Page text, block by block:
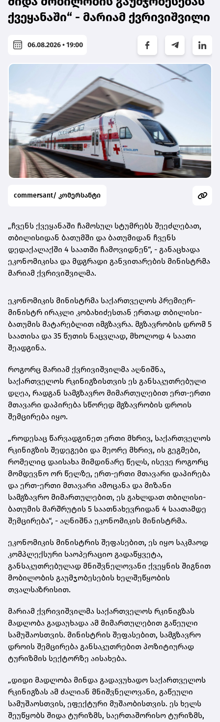
ქვეყანაში“ - მარიამ ქვრივიშვილი
06.08.2026 • 19:00
commersant/ კომერსანტი
„ჩვენს ქვეყანაში ჩამოსულ სტუმრებს შეეძლებათ,
თბილისიდან ბათუმში და ბათუმიდან ჩვენს
დედაქალაქში 4 საათში ჩამოვიდნენ“, - განაცხადა
ეკონომიკისა და მდგრადი განვითარების მინისტრმა
მარიამ ქვრივიშვილმა.
ეკონომიკის მინისტრმა საქართველოს პრემიერ-
მინისტრ ირაკლი კობახიძესთან ერთად თბილისი-
ბათუმის მატარებლით იმგზავრა. მგზავრობის დრომ 5
საათისა და 35 წუთის ნაცვლად, მხოლოდ 4 საათი
შეადგინა.
როგორც მარიამ ქვრივიშვილმა აღნიშნა,
საქართველოს რკინიგზისთვის ეს განსაკუთრებული
დღეა, რადგან სამგზავრო მიმართულებით ერთ-ერთი
მთავარი დაპირება სწორედ მგზავრობის დროის
შემცირება იყო.
„როდესაც წარვადგინეთ ერთი მხრივ, საქართველოს
რკინიგზის შედეგები და მეორე მხრივ, ის გეგმები,
რომელიც დაისახა მიმდინარე წელს, ისევე როგორც
მომდევნო ორ წელზე, ერთ-ერთი მთავარი დაპირება
და ერთ-ერთი მთავარი ამოცანა და მიზანი
სამგზავრო მიმართულებით, ეს გახლდათ თბილისი-
ბათუმის მარშრუტის 5 საათნახევრიდან 4 საათამდე
შემცირება“, - აღნიშნა ეკონომიკის მინისტრმა.
ეკონომიკის მინისტრის შეფასებით, ეს იყო საკმაოდ
კომპლექსური საოპერაციო გადაწყვეტა,
განსაკუთრებულად მნიშვნელოვანი ქვეყნის შიგნით
მობილობის გაუმჯობესების ხელშეწყობის
თვალსაზრისით.
მარიამ ქვრივიშვილმა საქართველოს რკინიგზას
მადლობა გადაუხადა ამ მიმართულებით გაწეული
სამუშაოსთვის. მინისტრის შეფასებით, სამგზავრო
დროის შემცირება განსაკუთრებით პოზიტიურად
ტურიზმის სექტორზე აისახება.
„დიდი მადლობა მინდა გადავუხადო საქართველოს
რკინიგზას ამ ძალიან მნიშვნელოვანი, გაწეული
სამუშაოსთვის, ეფექტური მუშაობისთვის. ეს ხელს
შეუწყობს შიდა ტურიზმს, საერთაშორისო ტურიზმს,